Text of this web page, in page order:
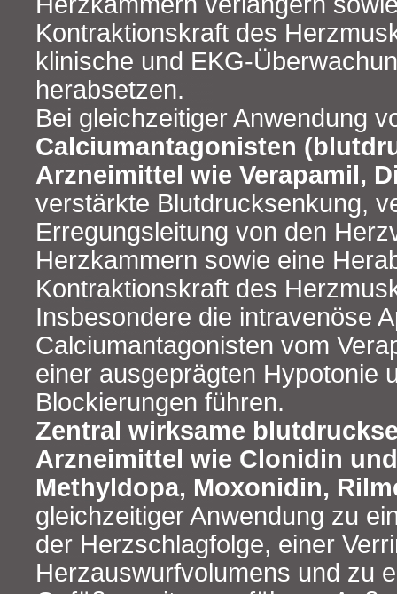
Kontraktionskraft des
klinische und EKG-
herabsetzen.
Bei gleichzeitiger Anwendung
Calciumantagonisten
Arzneimittel wie Verapamil,
verstärkte Blutdrucksenkung,
Erregungsleitung von den
Herzkammern sowie eine
Kontraktionskraft des
Insbesondere die intravenöse
Calciumantagonisten vom
einer ausgeprägten Hypotonie
Blockierungen führen.
Zentral wirksame
Arzneimittel wie Clonidin
Methyldopa, Moxonidin,
gleichzeitiger Anwendung zu
der Herzschlagfolge, einer
Herzauswurfvolumens und zu